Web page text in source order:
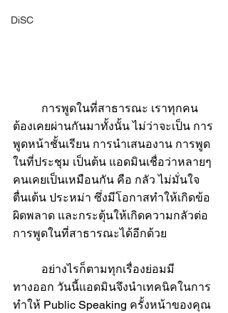
DiSC
ต้องเคยผ่านกันมาทั้งนั้น ไม่ว่าจะเป็น การ
พูดหน้าชั้นเรียน การนำเสนองาน การพูด
ในที่ประชุม เป็นต้น แอดมินเชื่อว่าหลายๆ
คนเคยเป็นเหมือนกัน คือ กลัว ไม่มั่นใจ
ตื่นเต้น ประหม่า ซึ่งมีโอกาสทำให้เกิดข้อ
ผิดพลาด และกระตุ้นให้เกิดความกลัวต่อ
การพูดในที่สาธารณะได้อีกด้วย
ทางออก วันนี้แอดมินจึงนำเทคนิคในการ
ทำให้ Public Speaking ครั้งหน้าของคุณ